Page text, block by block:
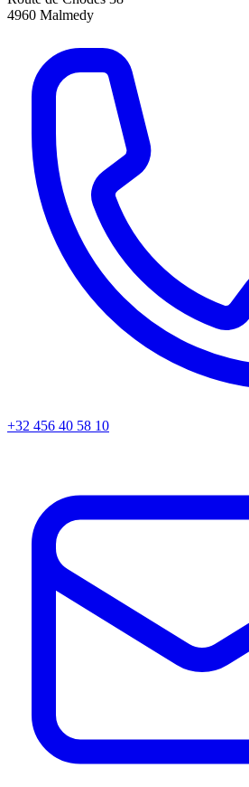
4960 Malmedy
+32 456 40 58 10